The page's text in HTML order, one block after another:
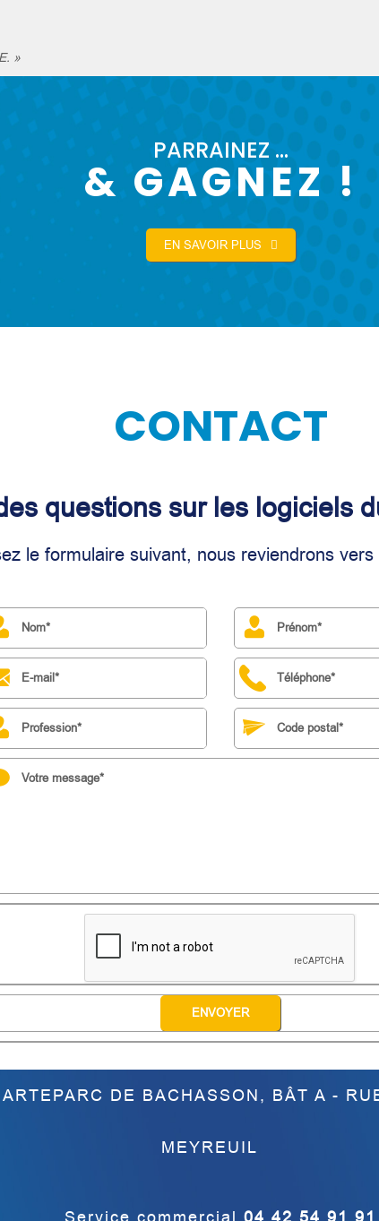
»
PARRAINEZ …
& GAGNEZ !
EN SAVOIR PLUS
CONTACT
questions sur les logiciels
le formulaire suivant, nous reviendrons
ARTEPARC DE BACHASSON, BÂT A -
MEYREUIL